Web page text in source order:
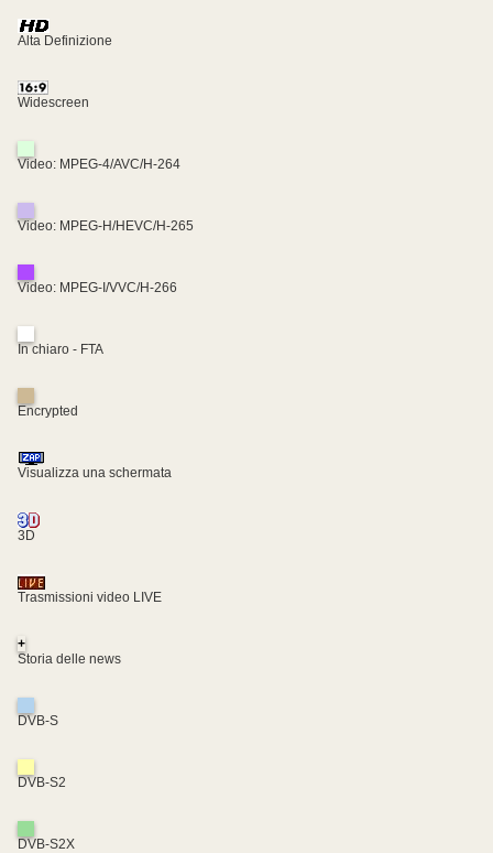
Alta Definizione
Widescreen
Video: MPEG-4/AVC/H-264
Video: MPEG-H/HEVC/H-265
Video: MPEG-I/VVC/H-266
In chiaro - FTA
Encrypted
Visualizza una schermata
3D
Trasmissioni video LIVE
+
Storia delle news
DVB-S
DVB-S2
DVB-S2X